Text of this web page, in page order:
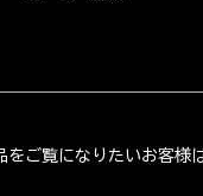
をご覧になりたいお客様